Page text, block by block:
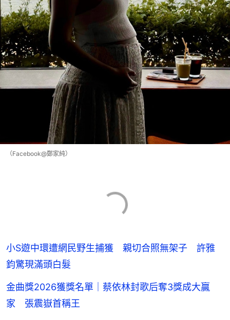
（Facebook@鄭家純）
小S遊中環遭網民野生捕獲 親切合照無架子 許雅
鈞驚現滿頭白髮
金曲獎2026獲獎名單｜蔡依林封歌后奪3獎成大贏
家 張震嶽首稱王